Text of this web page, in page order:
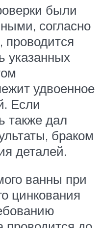
были
согласно
указанных
удвоенное
Если
также дал
браком
деталей.
ванны при
цинкования